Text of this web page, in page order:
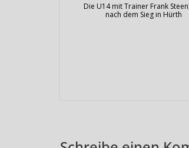
Die U14 mit Trainer Frank
nach dem Sieg in Hürth